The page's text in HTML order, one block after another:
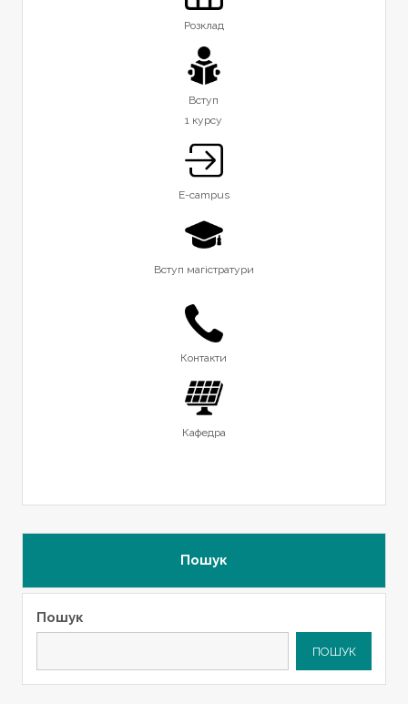
Розклад
Вступ
1 курсу
E-campus
Вступ магістратури
Контакти
Кафедра
Пошук
Пошук
ПОШУК